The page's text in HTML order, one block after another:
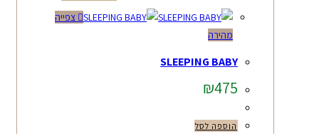
צפייה
מהירה
SLEEPING BABY
₪475
הוספה לסל